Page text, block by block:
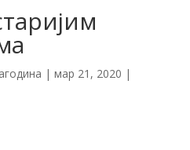
| мар 21, 2020 |